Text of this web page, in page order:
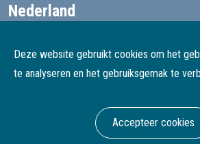
Deze website gebruikt cookies om het
te analyseren en het gebruiksgemak te
Accepteer cookies
Nederland
België